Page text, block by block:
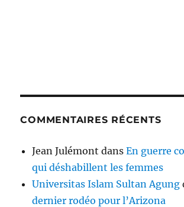
COMMENTAIRES RÉCENTS
Jean Julémont dansEn guerre
qui déshabillent les femmes
Universitas Islam Sultan Agung
dernier rodéo pour l’Arizona